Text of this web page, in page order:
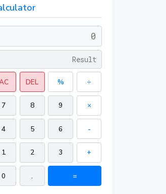
DEL % ÷
7 8 9 ×
4 5 6 -
1 2 3 +
0 . =